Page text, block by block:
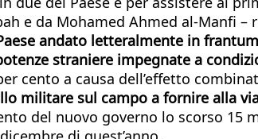
e da Mohamed Ahmed al-Manfi
andato letteralmente in
straniere impegnate a
cento a causa dell’effetto
militare sul campo a fornire alla
del nuovo governo lo scorso 15